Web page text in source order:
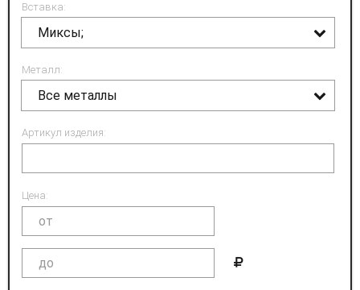
Вставка:
Миксы;
Металл:
Все металлы
Артикул изделия:
Цена: